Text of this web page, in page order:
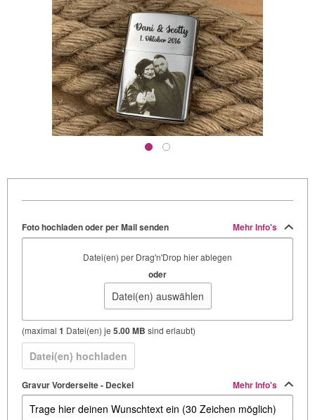
Foto hochladen oder per Mail senden Mehr Info's
Datei(en) per Drag'n'Drop hier ablegen
oder
Datei(en) auswählen
(maximal 1 Datei(en) je 5.00 MB sind erlaubt)
Datei(en) hochladen
Gravur Vorderseite - Deckel Mehr Info's